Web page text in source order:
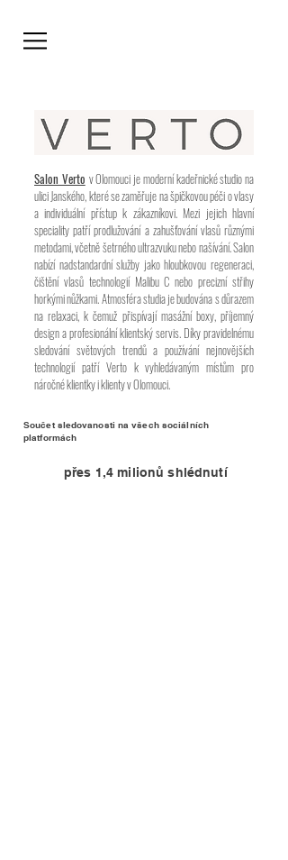
Salon Verto v Olomouci je moderní kadeřnické studio na
ulici Janského, které se zaměřuje na špičkovou péči o vlasy
a individuální přístup k zákazníkovi. Mezi jejich hlavní
speciality patří prodlužování a zahušťování vlasů různými
metodami, včetně šetrného ultrazvuku nebo našívání. Salon
nabízí nadstandardní služby jako hloubkovou regeneraci,
čištění vlasů technologií Malibu C nebo precizní střihy
horkými nůžkami. Atmosféra studia je budována s důrazem
na relaxaci, k čemuž přispívají masážní boxy, příjemný
design a profesionální klientský servis. Díky pravidelnému
sledování světových trendů a používání nejnovějších
technologií patří Verto k vyhledávaným místům pro
náročné klientky i klienty v Olomouci.
Součet sledovanosti na všech sociálních
platformách
přes 1,4 milionů shlédnutí